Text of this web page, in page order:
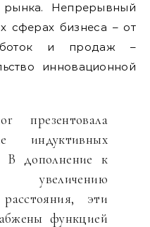
рынка. Непрерывный
сферах бизнеса – от
и продаж –
инновационной
презентовала
индуктивных
В дополнение к
увеличению
эти
функцией